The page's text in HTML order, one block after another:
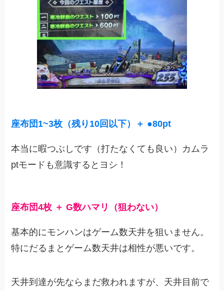
座布団1~3枚（残り10回以下）＋ ●80pt
本当に暇つぶしです（打たなくても良い）カムラ
ptモードも意識するとヨシ！
座布団4枚 ＋ G数ハマリ（狙わない）
基本的にモンハンはゲーム数天井を狙いません。
特にだるまとゲーム数天井は相性が悪いです。
天井到達が先ならまだ救われますが、天井目前で